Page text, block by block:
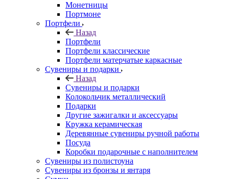
Монетницы
Портмоне
Портфели
Назад
Портфели
Портфели классические
Портфели матерчатые каркасные
Сувениры и подарки
Назад
Сувениры и подарки
Колокольчик металлический
Подарки
Другие зажигалки и аксессуары
Кружка керамическая
Деревянные сувениры ручной работы
Посуда
Коробки подарочные с наполнителем
Сувениры из полистоуна
Сувениры из бронзы и янтаря